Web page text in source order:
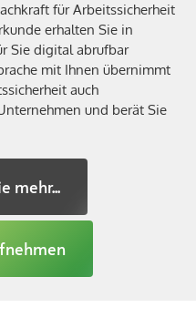
für Arbeitssicherheit
erhalten Sie in
Sie digital abrufbar
mit Ihnen übernimmt
auch
und berät Sie
mehr...